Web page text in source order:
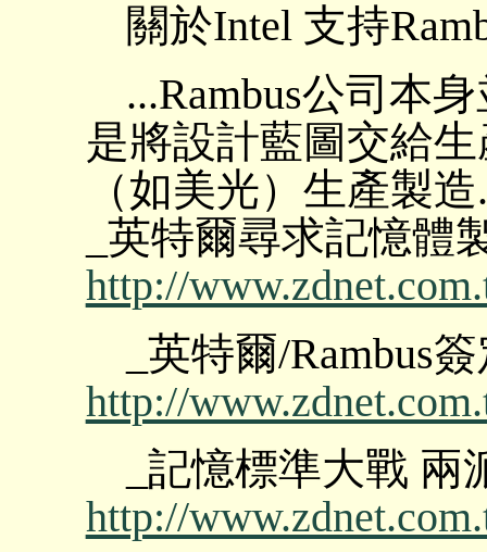
關於Intel 支持
...Rambus公司本
是將設計藍圖交給
（如美光）生產製造
_英特爾尋求記憶體
http://
_英特爾/Rambus
http://
_記憶標準大戰 兩
http://